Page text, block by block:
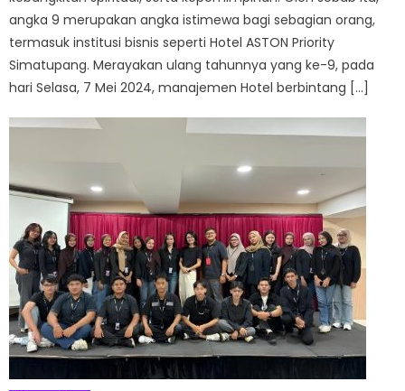
angka 9 merupakan angka istimewa bagi sebagian orang,
termasuk institusi bisnis seperti Hotel ASTON Priority
Simatupang. Merayakan ulang tahunnya yang ke-9, pada
hari Selasa, 7 Mei 2024, manajemen Hotel berbintang […]